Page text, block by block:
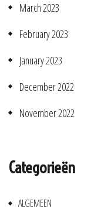
March 2023
February 2023
January 2023
December 2022
November 2022
Categorieën
ALGEMEEN